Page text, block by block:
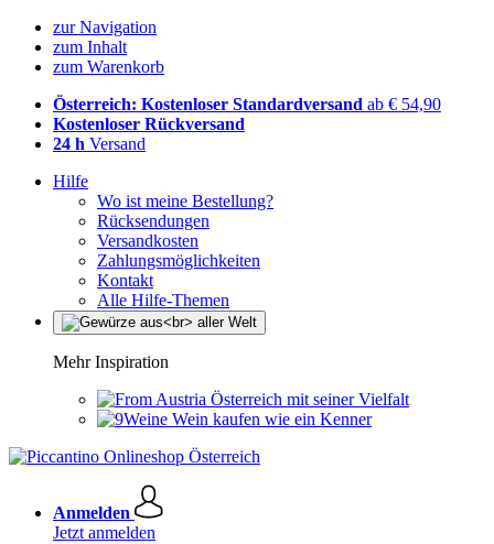
zur Navigation
zum Inhalt
zum Warenkorb
Österreich: Kostenloser Standardversand ab € 54,90
Kostenloser Rückversand
24 h Versand
Hilfe
Wo ist meine Bestellung?
Rücksendungen
Versandkosten
Zahlungsmöglichkeiten
Kontakt
Alle Hilfe-Themen
Mehr Inspiration
Österreich mit seiner Vielfalt
Wein kaufen wie ein Kenner
Anmelden
Jetzt anmelden